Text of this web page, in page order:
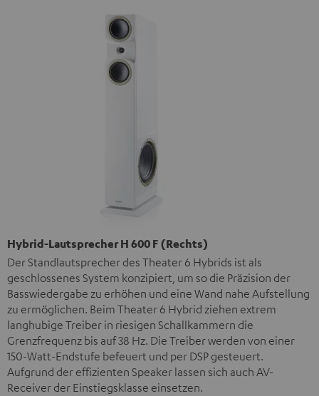
Hybrid-Lautsprecher H 600 F (Rechts)
Der Standlautsprecher des Theater 6 Hybrids ist als
geschlossenes System konzipiert, um so die Präzision der
Basswiedergabe zu erhöhen und eine Wand nahe Aufstellung
zu ermöglichen. Beim Theater 6 Hybrid ziehen extrem
langhubige Treiber in riesigen Schallkammern die
Grenzfrequenz bis auf 38 Hz. Die Treiber werden von einer
150-Watt-Endstufe befeuert und per DSP gesteuert.
Aufgrund der effizienten Speaker lassen sich auch AV-
Receiver der Einstiegsklasse einsetzen.